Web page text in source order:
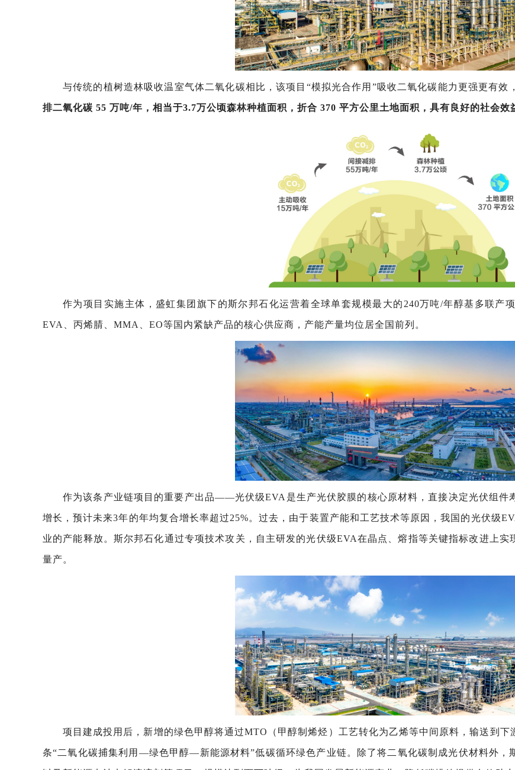
与传统的植树造林吸收温室气体二氧化碳相比，该项目“模拟光合作用”吸收二氧化碳能力更强更有效，
排二氧化碳 55 万吨/年， 相当于3.7万公顷森林种植面积，折合 370 平方公里土地面积，具有良好的社会效
作为项目实施主体，盛虹集团旗下的斯尔邦石化运营着全球单套规模最大的240万吨/年醇基多联产
EVA、丙烯腈、MMA、EO等国内紧缺产品的核心供应商，产能产量均位居全国前列。
作为该条产业链项目的重要产出品——光伏级EVA是生产光伏胶膜的核心原材料，直接决定光伏组件
增长，预计未来3年的年均复合增长率超过25%。过去，由于装置产能和工艺技术等原因，我国的光伏级
业的产能释放。斯尔邦石化通过专项技术攻关，自主研发的光伏级EVA在晶点、熔指等关键指标改进上
量产。
项目建成投用后，新增的绿色甲醇将通过MTO（甲醇制烯烃）工艺转化为乙烯等中间原料，输送到
条“二氧化碳捕集利用—绿色甲醇—新能源材料”低碳循环绿色产业链。除了将二氧化碳制成光伏材料外，